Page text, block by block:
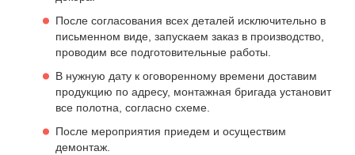
После согласования всех деталей исключительно в
письменном виде, запускаем заказ в производство,
проводим все подготовительные работы.
В нужную дату к оговоренному времени доставим
продукцию по адресу, монтажная бригада установит
все полотна, согласно схеме.
После мероприятия приедем и осуществим
демонтаж.